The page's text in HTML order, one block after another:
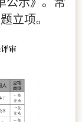
立项。